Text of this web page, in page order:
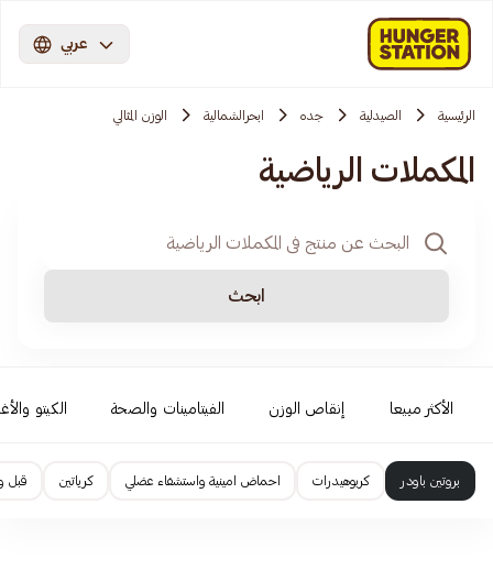
عربي
الرئيسية الصيدلية جده ابحرالشمالية الوزن المثالي
المكملات الرياضية
ابحث
الأكثر مبيعا إنقاص الوزن الفيتامينات والصحة الكيتو
بروتين باودر كربوهيدرات احماض امينية واستشفاء عضلي كرياتين قبل